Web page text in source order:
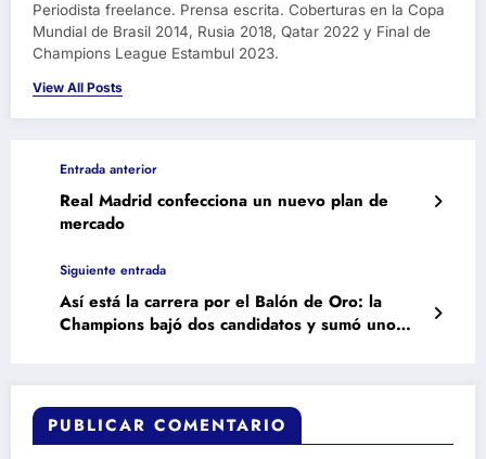
Periodista freelance. Prensa escrita. Coberturas en la Copa
Mundial de Brasil 2014, Rusia 2018, Qatar 2022 y Final de
Champions League Estambul 2023.
View All Posts
Entrada anterior
Real Madrid confecciona un nuevo plan de
mercado
Siguiente entrada
Así está la carrera por el Balón de Oro: la
Champions bajó dos candidatos y sumó uno
PUBLICAR COMENTARIO